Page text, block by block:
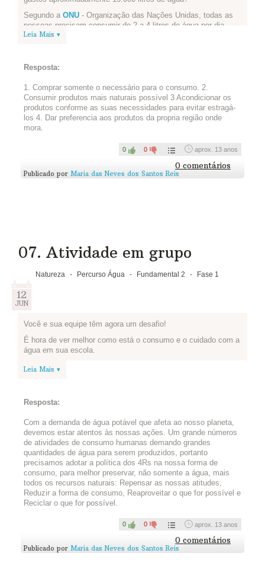
Segundo a ONU - Organização das Nações Unidas, todas as
pessoas precisam consumir de 2 a 4 litros de água por dia,
mas necessitam de 2.000 a 5.000 litros de água para produzir
precisamos mudar nossa forma de produzir e consumir
Quando jogamos fora alimentos estamos jogando também tudo
o que foi utilizado em seu processo produtivo, inclusive água!
No Brasil cerca de 1/3 dos alimentos comprados vão direto
E você? Que atitudes você e sua família podem fazer em casa
Escreva no quadro abaixo:
Leia Mais ▾
Resposta:
1. Comprar somente o necessário para o consumo. 2.
Consumir produtos mais naturais possível 3 Acondicionar os
produtos conforme as suas necessidades para evitar estragá-
los 4. Dar preferencia aos produtos da propria região onde
mora.
0 0 aprox. 13 anos
0 comentários
Publicado por Maria das Neves dos Santos Reis
07. Atividade em grupo
Natureza - Percurso Água - Fundamental 2 - Fase 1
12
JUN
Você e sua equipe têm agora um desafio!
É hora de ver melhor como está o consumo e o cuidado com a
água em sua escola.
Reúna-se com a sua equipe e visitem as áreas da escola onde
vazamento.
desperdício e, caso sim, dando dicas de como isso poderia ser
solucionado!
Sua equipe não identificou nenhum desperdício? Parabéns
para sua escola! Mas isso não é desculpa para se acomodar,
não é mesmo? Quais medidas seu grupo acredita que podem
ser tomadas para economizar água? Vamos lá?
Leia Mais ▾
Resposta:
Com a demanda de água potável que afeta ao nosso planeta,
devemos estar atentos às nossas ações. Um grande números
de atividades de consumo humanas demando grandes
quantidades de água para serem produzidos, portanto
precisamos adotar a política dos 4Rs na nossa forma de
consumo, para melhor preservar, não somente a água, mais
todos os recursos naturais: Repensar as nossas atitudes,
Reduzir a forma de consumo, Reaproveitar o que for possível e
Reciclar o que for possível.
0 0 aprox. 13 anos
0 comentários
Publicado por Maria das Neves dos Santos Reis